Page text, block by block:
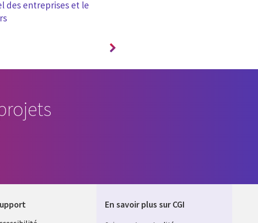
des entreprises et le
En savoir plus sur CGI